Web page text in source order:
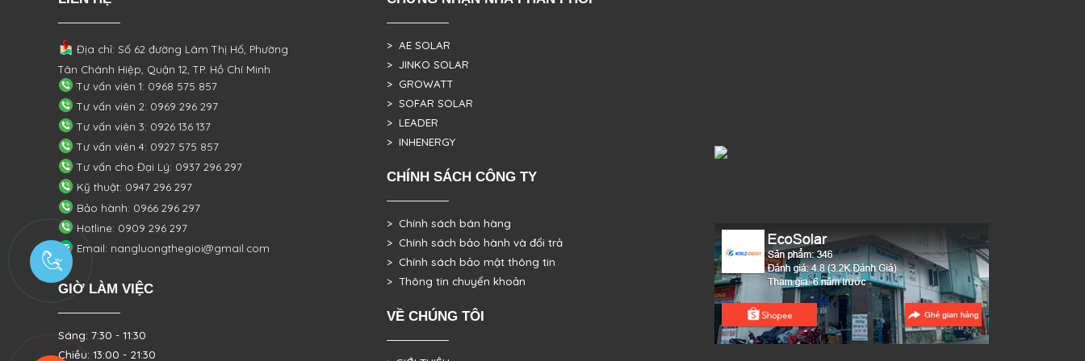
Địa chỉ: Số 62 đường Lâm Thị Hố, Phường
Tân Chánh Hiệp, Quận 12, TP. Hồ Chí Minh
Tư vấn viên 1: 0968 575 857
Tư vấn viên 2: 0969 296 297
Tư vấn viên 3: 0926 136 137
Tư vấn viên 4: 0927 575 857
Tư vấn cho Đại Lý: 0937 296 297
Kỹ thuật: 0947 296 297
Bảo hành: 0966 296 297
Hotline: 0909 296 297
Email: nangluongthegioi@gmail.com
GIỜ LÀM VIỆC
Sáng: 7:30 - 11:30
Chiều: 13:00 - 21:30
> AE SOLAR
> JINKO SOLAR
> GROWATT
> SOFAR SOLAR
> LEADER
> INHENERGY
CHÍNH SÁCH CÔNG TY
> Chính sách bán hàng
> Chính sách bảo hành và đổi trả
> Chính sách bảo mật thông tin
> Thông tin chuyển khoản
VỀ CHÚNG TÔI